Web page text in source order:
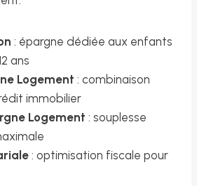
: épargne dédiée aux enfants
ans
Logement : combinaison
immobilier
Logement : souplesse
: optimisation fiscale pour